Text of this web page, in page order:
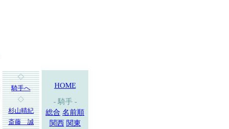
◇
騎手へ
◇
杉山晴紀
斎藤 誠
HOME
- 騎手 -
総合 名前順
関西 関東